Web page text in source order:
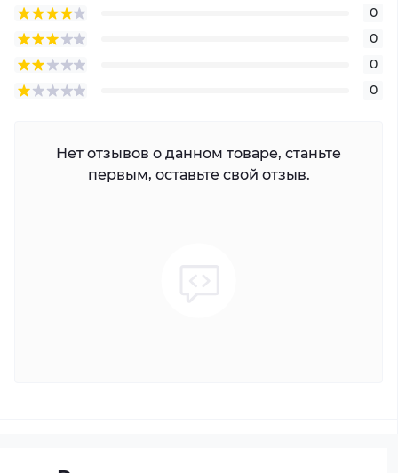
0
0
0
0
Нет отзывов о данном товаре, станьте
первым, оставьте свой отзыв.